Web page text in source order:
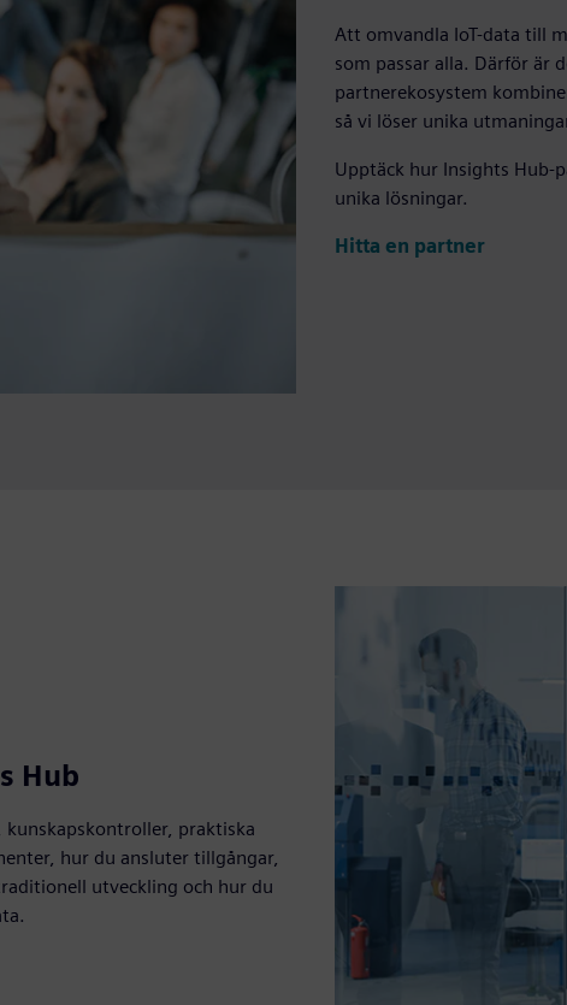
Att omvandla IoT-data till
som passar alla. Därför är
partnerekosystem
så vi löser unika
Upptäck hur Insights Hub-
unika lösningar.
Hitta en partner
Hub
praktiska
hur du ansluter tillgångar,
utveckling och hur du